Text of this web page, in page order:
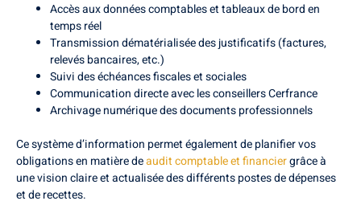
Accès aux données comptables et tableaux de bord en
temps réel
Transmission dématérialisée des justificatifs (factures,
relevés bancaires, etc.)
Suivi des échéances fiscales et sociales
Communication directe avec les conseillers Cerfrance
Archivage numérique des documents professionnels
Ce système d’information permet également de planifier vos
obligations en matière deaudit comptable et financiergrâce à
une vision claire et actualisée des différents postes de dépenses
et de recettes.